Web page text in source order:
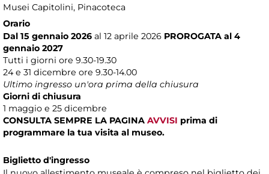
Musei Capitolini, Pinacoteca
Orario
Dal 15 gennaio 2026 al 12 aprile 2026 PROROGATA al 4
gennaio 2027
Tutti i giorni ore 9.30-19.30
24 e 31 dicembre ore 9.30-14.00
Ultimo ingresso un'ora prima della chiusura
Giorni di chiusura
1 maggio e 25 dicembre
CONSULTA SEMPRE LA PAGINA AVVISI prima di
programmare la tua visita al museo.
Biglietto d'ingresso